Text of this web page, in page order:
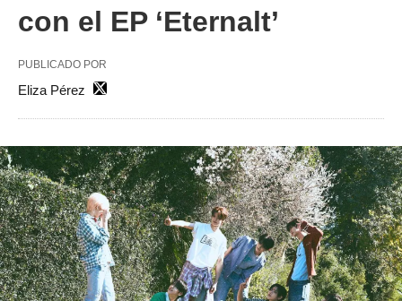
con el EP ‘Eternalt’
PUBLICADO POR
Eliza Pérez